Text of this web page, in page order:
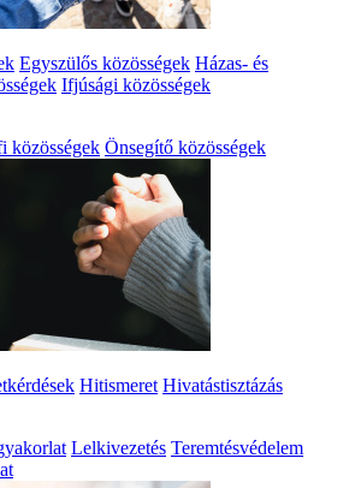
Egyszülős közösségek Házas- és
Ifjúsági közösségek
közösségek Önsegítő közösségek
Hitismeret Hivatástisztázás
Lelkivezetés Teremtésvédelem